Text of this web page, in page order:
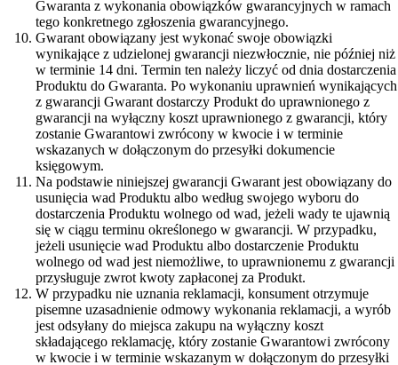
Gwaranta z wykonania obowiązków gwarancyjnych w ramach
tego konkretnego zgłoszenia gwarancyjnego.
Gwarant obowiązany jest wykonać swoje obowiązki
wynikające z udzielonej gwarancji niezwłocznie, nie później niż
w terminie 14 dni. Termin ten należy liczyć od dnia dostarczenia
Produktu do Gwaranta. Po wykonaniu uprawnień wynikających
z gwarancji Gwarant dostarczy Produkt do uprawnionego z
gwarancji na wyłączny koszt uprawnionego z gwarancji, który
zostanie Gwarantowi zwrócony w kwocie i w terminie
wskazanych w dołączonym do przesyłki dokumencie
księgowym.
Na podstawie niniejszej gwarancji Gwarant jest obowiązany do
usunięcia wad Produktu albo według swojego wyboru do
dostarczenia Produktu wolnego od wad, jeżeli wady te ujawnią
się w ciągu terminu określonego w gwarancji. W przypadku,
jeżeli usunięcie wad Produktu albo dostarczenie Produktu
wolnego od wad jest niemożliwe, to uprawnionemu z gwarancji
przysługuje zwrot kwoty zapłaconej za Produkt.
W przypadku nie uznania reklamacji, konsument otrzymuje
pisemne uzasadnienie odmowy wykonania reklamacji, a wyrób
jest odsyłany do miejsca zakupu na wyłączny koszt
składającego reklamację, który zostanie Gwarantowi zwrócony
w kwocie i w terminie wskazanym w dołączonym do przesyłki